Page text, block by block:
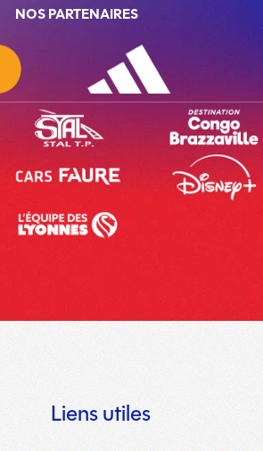
NOS PARTENAIRES
Liens utiles